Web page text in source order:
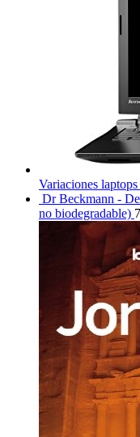
Variaciones
Dr Beckmann -
no biodegradable)